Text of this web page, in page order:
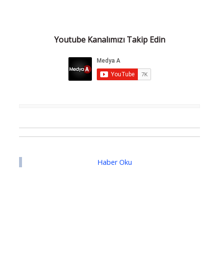
Youtube Kanalımızı Takip Edin
Haber Oku